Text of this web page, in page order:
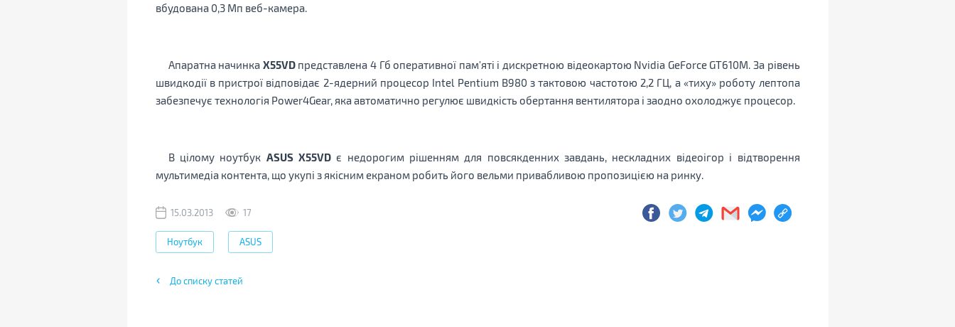
вбудована 0,3 Мп веб-камера.
Апаратна начинка X55VDпредставлена ​​4 Гб оперативної пам'яті і дискретною відеокартою Nvidia GeForce GT610M. За рівень
швидкодії в пристрої відповідає 2-ядерний процесор Intel Pentium B980 з тактовою частотою 2,2 ГЦ, а «тиху» роботу лептопа
забезпечує технологія Power4Gear, яка автоматично регулює швидкість обертання вентилятора і заодно охолоджує процесор.
В цілому ноутбук ASUS X55VDє недорогим рішенням для повсякденних завдань, нескладних відеоігор і відтворення
мультимедіа контента, що укупі з якісним екраном робить його вельми привабливою пропозицією на ринку.
15.03.2013 17
Ноутбук ASUS
До списку статей